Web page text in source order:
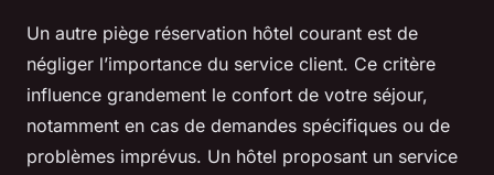
Un autre piège réservation hôtel courant est de
négliger l’importance du service client. Ce critère
influence grandement le confort de votre séjour,
notamment en cas de demandes spécifiques ou de
problèmes imprévus. Un hôtel proposant un service